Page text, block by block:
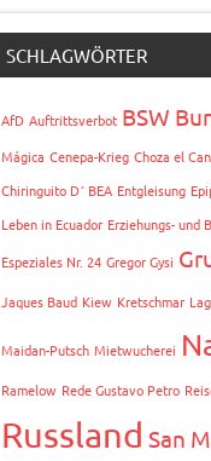
SCHLAGWÖRTER
AfD Auftrittsverbot BSW
Mágica Cenepa-Krieg Choza el
Chiringuito D´ BEA Entgleisung
Leben in Ecuador Erziehungs- und
Espeziales Nr. 24 Gregor Gysi
Jaques Baud Kiew Kretschmar
Maidan-Putsch Mietwucherei
Ramelow Rede Gustavo Petro
Russland San